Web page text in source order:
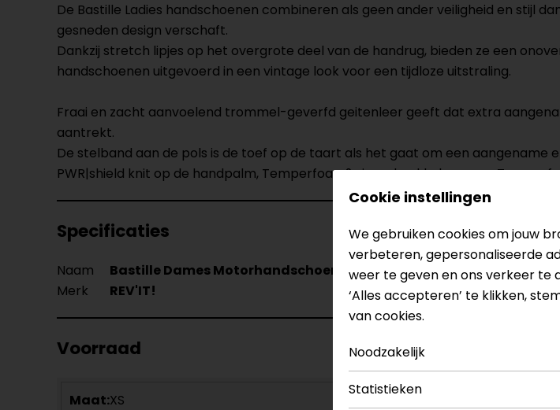
De Bastille Ladies handschoenen combineren als geen ander veiligheid en stijl
gesneden design verschaft.
Dankzij stretch lipjes op het overgrote deel van de handrug, bieden ze een
handschoenen uitgevoerd in een vintage look voor een tijdloze uitstraling.
Fraai en zacht aanvoelend trommel-geverfd geitenleer geeft dat extra
aantrekt.
De stelband aan de pols is de toef op de taart als het gaat om een
PWR|shield knit op de handpalm, Temperfoam® vingerknokkels en een
Specificaties
Naam Bastille Dames Motorhandschoenen
Merk
REV'IT!
Voorraad
Maat:XS
Cookie instellingen
We gebruiken cookies om jouw
verbeteren, gepersonaliseerde
weer te geven en ons verkeer te
‘Alles accepteren’ te klikken,
van cookies.
Noodzakelijk
Statistieken